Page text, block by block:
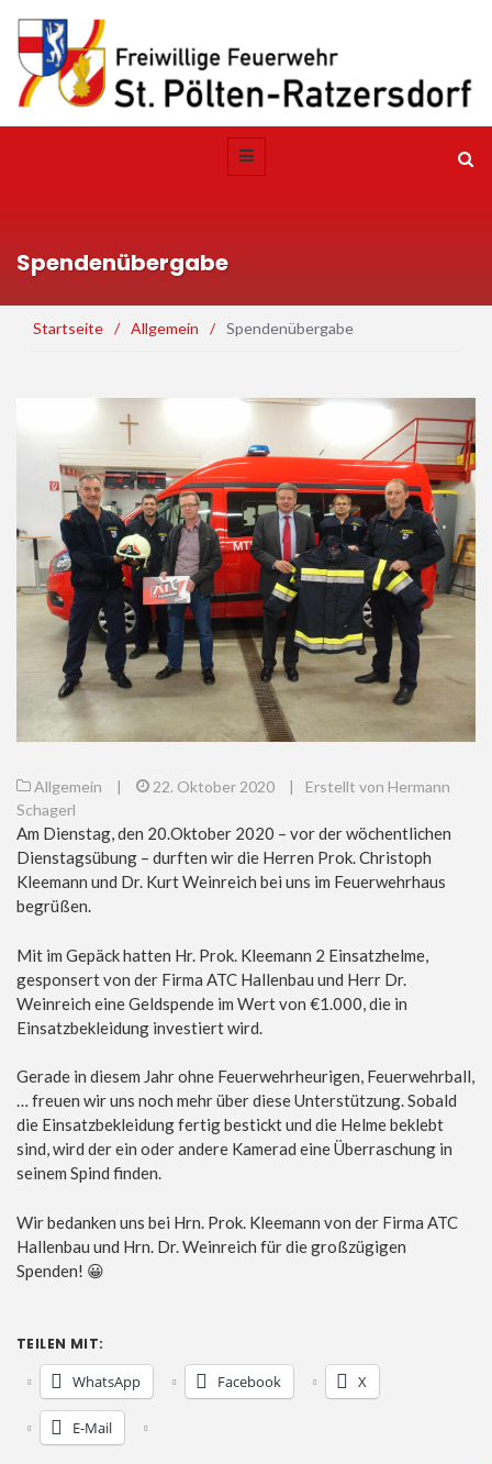
Spendenübergabe
Startseite / Allgemein / Spendenübergabe
Allgemein | 22. Oktober 2020 |
Erstellt von Hermann
Schagerl
Am Dienstag, den 20.Oktober 2020 – vor der wöchentlichen
Dienstagsübung – durften wir die Herren Prok. Christoph
Kleemann und Dr. Kurt Weinreich bei uns im Feuerwehrhaus
begrüßen.
Mit im Gepäck hatten Hr. Prok. Kleemann 2 Einsatzhelme,
gesponsert von der Firma ATC Hallenbau und Herr Dr.
Weinreich eine Geldspende im Wert von €1.000, die in
Einsatzbekleidung investiert wird.
Gerade in diesem Jahr ohne Feuerwehrheurigen, Feuerwehrball,
… freuen wir uns noch mehr über diese Unterstützung. Sobald
die Einsatzbekleidung fertig bestickt und die Helme beklebt
sind, wird der ein oder andere Kamerad eine Überraschung in
seinem Spind finden.
Wir bedanken uns bei Hrn. Prok. Kleemann von der Firma ATC
Hallenbau und Hrn. Dr. Weinreich für die großzügigen
Spenden! 😀
TEILEN MIT:
WhatsApp Facebook X
E-Mail